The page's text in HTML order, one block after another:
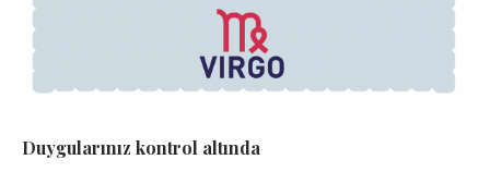
Duygularınız kontrol altında